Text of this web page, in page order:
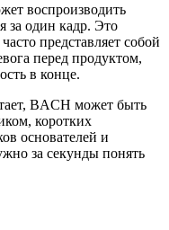
воспроизводить
за один кадр. Это
представляет собой
перед продуктом,
в конце.
BACH может быть
коротких
основателей и
за секунды понять